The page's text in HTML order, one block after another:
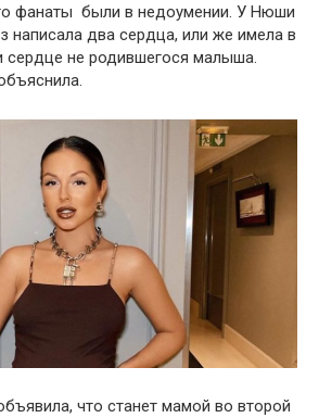
фанаты были в недоумении. У Нюши
написала два сердца, или же имела в
сердце не родившегося малыша.
что станет мамой во второй